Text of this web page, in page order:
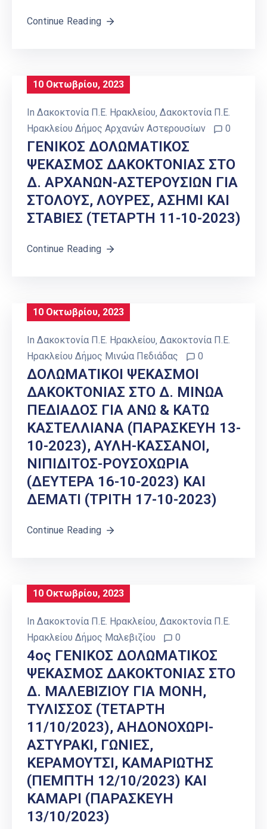
Continue Reading
10 Οκτωβρίου, 2023
In Δακοκτονία Π.Ε. Ηρακλείου‚ Δακοκτονία Π.Ε.
Ηρακλείου Δήμος Αρχανών Αστερουσίων
0
ΓΕΝΙΚΟΣ ΔΟΛΩΜΑΤΙΚΟΣ
ΨΕΚΑΣΜΟΣ ΔΑΚΟΚΤΟΝΙΑΣ ΣΤΟ
Δ. ΑΡΧΑΝΩΝ-ΑΣΤΕΡΟΥΣΙΩΝ ΓΙΑ
ΣΤΟΛΟΥΣ, ΛΟΥΡΕΣ, ΑΣΗΜΙ ΚΑΙ
ΣΤΑΒΙΕΣ (ΤΕΤΑΡΤΗ 11-10-2023)
Continue Reading
10 Οκτωβρίου, 2023
In Δακοκτονία Π.Ε. Ηρακλείου‚ Δακοκτονία Π.Ε.
Ηρακλείου Δήμος Μινώα Πεδιάδας
0
ΔΟΛΩΜΑΤΙΚΟΙ ΨΕΚΑΣΜΟΙ
ΔΑΚΟΚΤΟΝΙΑΣ ΣΤΟ Δ. ΜΙΝΩΑ
ΠΕΔΙΑΔΟΣ ΓΙΑ ΑΝΩ & ΚΑΤΩ
ΚΑΣΤΕΛΛΙΑΝΑ (ΠΑΡΑΣΚΕΥΗ 13-
10-2023), ΑΥΛΗ-ΚΑΣΣΑΝΟΙ,
ΝΙΠΙΔΙΤΟΣ-ΡΟΥΣΟΧΩΡΙΑ
(ΔΕΥΤΕΡΑ 16-10-2023) ΚΑΙ
ΔΕΜΑΤΙ (ΤΡΙΤΗ 17-10-2023)
Continue Reading
10 Οκτωβρίου, 2023
In Δακοκτονία Π.Ε. Ηρακλείου‚ Δακοκτονία Π.Ε.
Ηρακλείου Δήμος Μαλεβιζίου
0
4ος ΓΕΝΙΚΟΣ ΔΟΛΩΜΑΤΙΚΟΣ
ΨΕΚΑΣΜΟΣ ΔΑΚΟΚΤΟΝΙΑΣ ΣΤΟ
Δ. ΜΑΛΕΒΙΖΙΟΥ ΓΙΑ ΜΟΝΗ,
ΤΥΛΙΣΣΟΣ (ΤΕΤΑΡΤΗ
11/10/2023), ΑΗΔΟΝΟΧΩΡΙ-
ΑΣΤΥΡΑΚΙ, ΓΩΝΙΕΣ,
ΚΕΡΑΜΟΥΤΣΙ, ΚΑΜΑΡΙΩΤΗΣ
(ΠΕΜΠΤΗ 12/10/2023) ΚΑΙ
ΚΑΜΑΡΙ (ΠΑΡΑΣΚΕΥΗ
13/10/2023)